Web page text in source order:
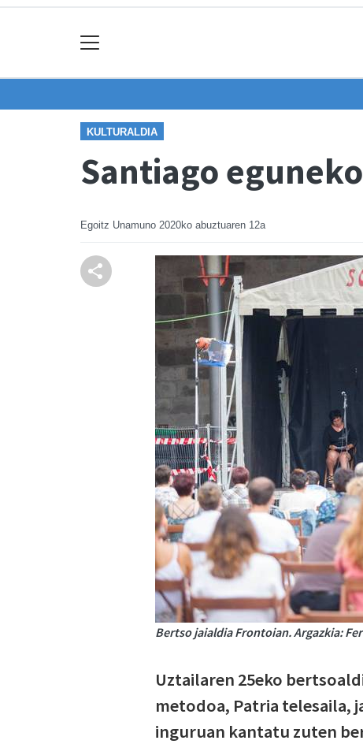
KULTURALDIA
Santiago
Egoitz Unamuno 2020ko abuztuaren 12a
Bertso jaialdia Frontoian. Argazkia:
Uztailaren 25eko
metodoa, Patria telesaila,
inguruan kantatu zuten